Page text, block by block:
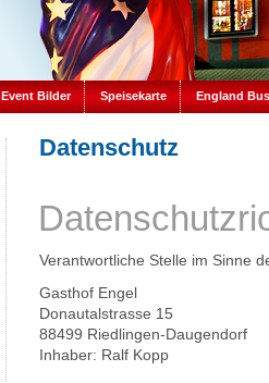
Event Bilder Speisekarte England Bus
Datenschutz
Verantwortliche Stelle im Sinne
Gasthof Engel
Donautalstrasse 15
88499 Riedlingen-Daugendorf
Inhaber: Ralf Kopp